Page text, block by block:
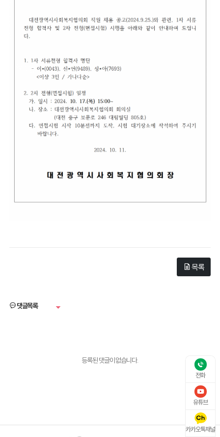
전화
유튜브
카카오톡채널
목록
댓글목록
등록된 댓글이 없습니다.